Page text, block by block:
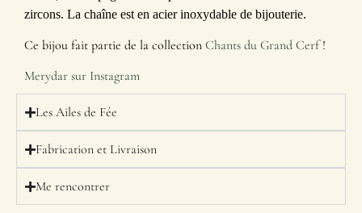
zircons. La chaîne est en acier inoxydable de bijouterie.
Ce bijou fait partie de la collection Chants du Grand Cerf!
Merydar sur Instagram
Les Ailes de Fée
Fabrication et Livraison
Me rencontrer